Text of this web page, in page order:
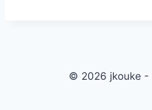
© 2026 jkouke -